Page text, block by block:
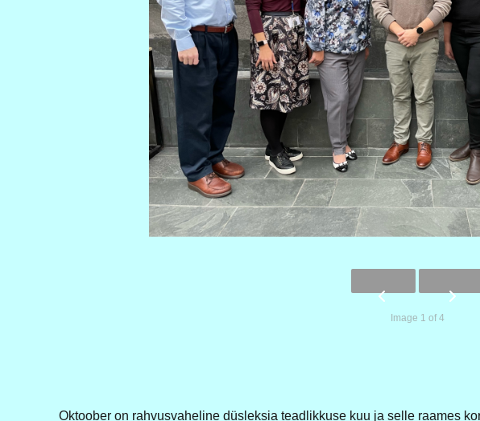
Image 1 of 4
Oktoober on rahvusvaheline düsleksia teadlikkuse kuu ja selle raames